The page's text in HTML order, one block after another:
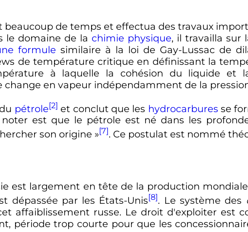
beaucoup de temps et effectua des travaux
le domaine de la chimie physique, il travailla sur
formule similaire à la loi de Gay-Lussac de
de température critique en définissant la
à laquelle la cohésion du liquide et
change en vapeur indépendamment de la
pétrole[2] et conclut que les hydrocarbures se
est que le pétrole est né dans les
son origine »[7]. Ce postulat est nommé
est largement en tête de la production
dépassée par les États-Unis[8]. Le système des
affaiblissement russe. Le droit d'exploiter est
période trop courte pour que les